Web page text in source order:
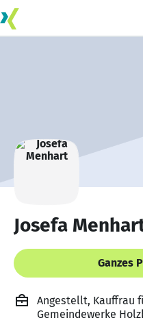
Josefa
Ganzes
Angestellt, Kauffrau
Gemeindewerke